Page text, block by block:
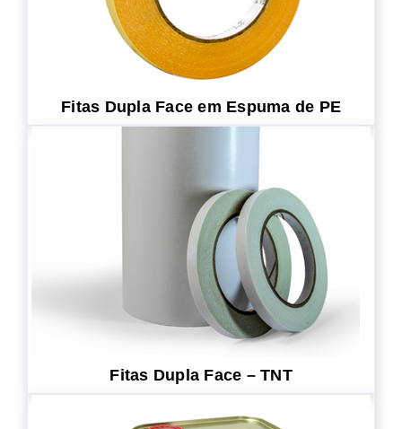
Fitas Dupla Face em Espuma de PE
Fitas Dupla Face – TNT